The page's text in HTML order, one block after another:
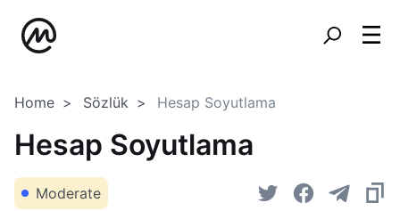
Home Sözlük Hesap Soyutlama
Hesap Soyutlama
Moderate